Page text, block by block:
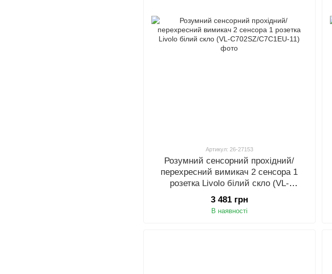
Артикул: 26-27153
Розумний сенсорний прохідний/
перехресний вимикач 2 сенсора 1
розетка Livolo білий скло (VL-
C702SZ/C7C1EU-11)
3 481 грн
В наявності